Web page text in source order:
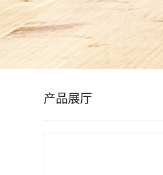
产品展厅